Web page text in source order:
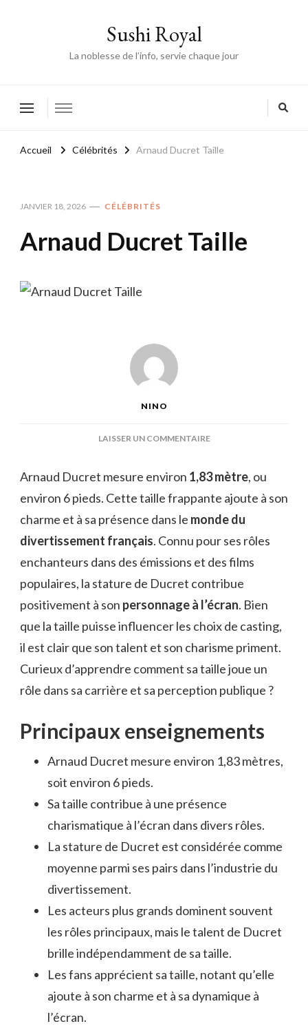
Sushi Royal
La noblesse de l’info, servie chaque jour
Accueil Célébrités Arnaud Ducret Taille
JANVIER 18, 2026 CÉLÉBRITÉS
Arnaud Ducret Taille
NINO
LAISSER UN COMMENTAIRESUR
TAILLE
Arnaud Ducret mesure environ 1,83 mètre, ou
environ 6 pieds. Cette taille frappante ajoute à son
charme et à sa présence dans le monde du
divertissement français. Connu pour ses rôles
enchanteurs dans des émissions et des films
populaires, la stature de Ducret contribue
positivement à son personnage à l’écran. Bien
que la taille puisse influencer les choix de casting,
il est clair que son talent et son charisme priment.
Curieux d’apprendre comment sa taille joue un
rôle dans sa carrière et sa perception publique ?
Principaux enseignements
Arnaud Ducret mesure environ 1,83 mètres,
soit environ 6 pieds.
Sa taille contribue à une présence
charismatique à l’écran dans divers rôles.
La stature de Ducret est considérée comme
moyenne parmi ses pairs dans l’industrie du
divertissement.
Les acteurs plus grands dominent souvent
les rôles principaux, mais le talent de Ducret
brille indépendamment de sa taille.
Les fans apprécient sa taille, notant qu’elle
ajoute à son charme et à sa dynamique à
l’écran.